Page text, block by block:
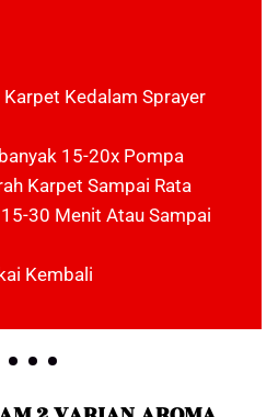
Kedalam Sprayer
15-20x Pompa
Karpet Sampai Rata
30 Menit Atau Sampai
Kembali